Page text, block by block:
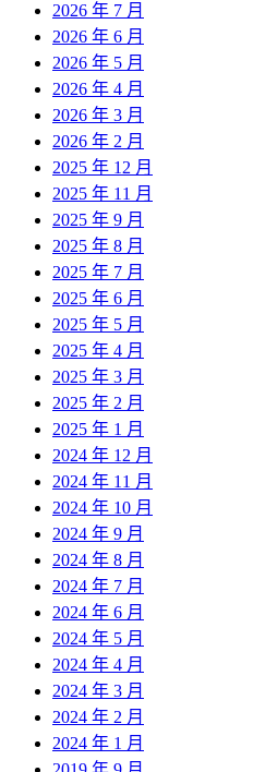
2026 年 7 月
2026 年 6 月
2026 年 5 月
2026 年 4 月
2026 年 3 月
2026 年 2 月
2025 年 12 月
2025 年 11 月
2025 年 9 月
2025 年 8 月
2025 年 7 月
2025 年 6 月
2025 年 5 月
2025 年 4 月
2025 年 3 月
2025 年 2 月
2025 年 1 月
2024 年 12 月
2024 年 11 月
2024 年 10 月
2024 年 9 月
2024 年 8 月
2024 年 7 月
2024 年 6 月
2024 年 5 月
2024 年 4 月
2024 年 3 月
2024 年 2 月
2024 年 1 月